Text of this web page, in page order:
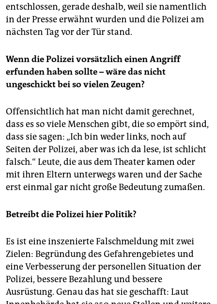
entschlossen, gerade deshalb, weil sie namentlich
in der Presse erwähnt wurden und die Polizei am
nächsten Tag vor der Tür stand.
Wenn die Polizei vorsätzlich einen Angriff
erfunden haben sollte – wäre das nicht
ungeschickt bei so vielen Zeugen?
Offensichtlich hat man nicht damit gerechnet,
dass es so viele Menschen gibt, die so empört sind,
dass sie sagen: „Ich bin weder links, noch auf
Seiten der Polizei, aber was ich da lese, ist schlicht
falsch.“ Leute, die aus dem Theater kamen oder
mit ihren Eltern unterwegs waren und der Sache
erst einmal gar nicht große Bedeutung zumaßen.
Betreibt die Polizei hier Politik?
Es ist eine inszenierte Falschmeldung mit zwei
Zielen: Begründung des Gefahrengebietes und
eine Verbesserung der personellen Situation der
Polizei, bessere Bezahlung und bessere
Ausrüstung. Genau das hat sie geschafft: Laut